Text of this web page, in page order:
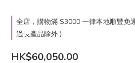
全店，購物滿 $3000 一律本地順豐免
過長產品除外 )
HK$60,050.00